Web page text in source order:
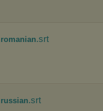
.srt
.srt